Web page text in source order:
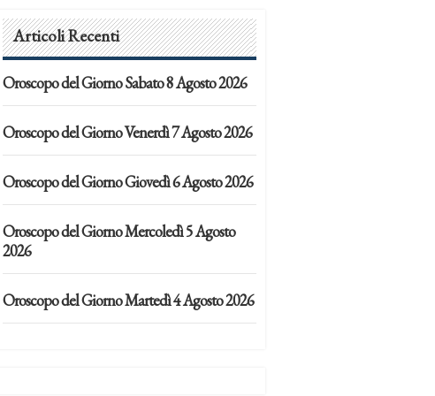
Articoli Recenti
Oroscopo del Giorno Sabato 8 Agosto 2026
Oroscopo del Giorno Venerdì 7 Agosto 2026
Oroscopo del Giorno Giovedì 6 Agosto 2026
Oroscopo del Giorno Mercoledì 5 Agosto
2026
Oroscopo del Giorno Martedì 4 Agosto 2026